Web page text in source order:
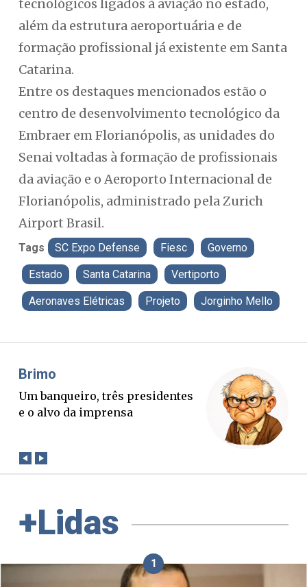
tecnológicos ligados à aviação no estado,
além da estrutura aeroportuária e de
formação profissional já existente em Santa
Catarina.
Entre os destaques mencionados estão o
centro de desenvolvimento tecnológico da
Embraer em Florianópolis, as unidades do
Senai voltadas à formação de profissionais
da aviação e o Aeroporto Internacional de
Florianópolis, administrado pela Zurich
Airport Brasil.
Tags SC Expo Defense Fiesc Governo
Estado Santa Catarina Vertiporto
Aeronaves Elétricas Projeto Jorginho Mello
Brimo
Um banqueiro, três presidentes
e o alvo da imprensa
+Lidas
1